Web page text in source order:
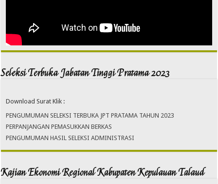
Seleksi Terbuka Jabatan Tinggi Pratama 2023
Download Surat Klik :
PENGUMUMAN SELEKSI TERBUKA JPT PRATAMA TAHUN 2023
PERPANJANGAN PEMASUKKAN BERKAS
PENGUMUMAN HASIL SELEKSI ADMINISTRASI
Kajian Ekonomi Regional Kabupaten Kepulauan Talaud